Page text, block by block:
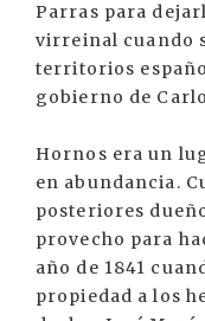
Parras para
virreinal cuando
territorios
gobierno de
Hornos era un
en abundancia.
posteriores
provecho para
año de 1841
propiedad a los